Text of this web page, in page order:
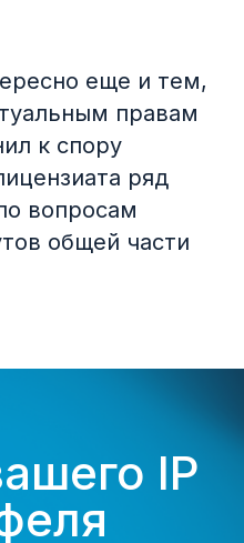
еще и тем,
правам
к спору
ряд
вопросам
общей части